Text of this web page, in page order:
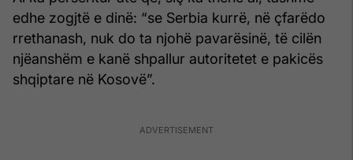
edhe zogjtë e dinë: “se Serbia kurrë, në çfarëdo
rrethanash, nuk do ta njohë pavarësinë, të cilën
njëanshëm e kanë shpallur autoritetet e pakicës
shqiptare në Kosovë”.